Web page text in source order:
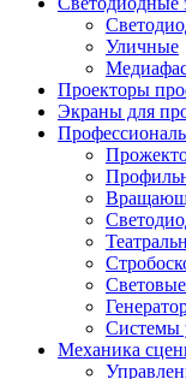
Уличные
Проекторы
Экраны для
Системы
Механика